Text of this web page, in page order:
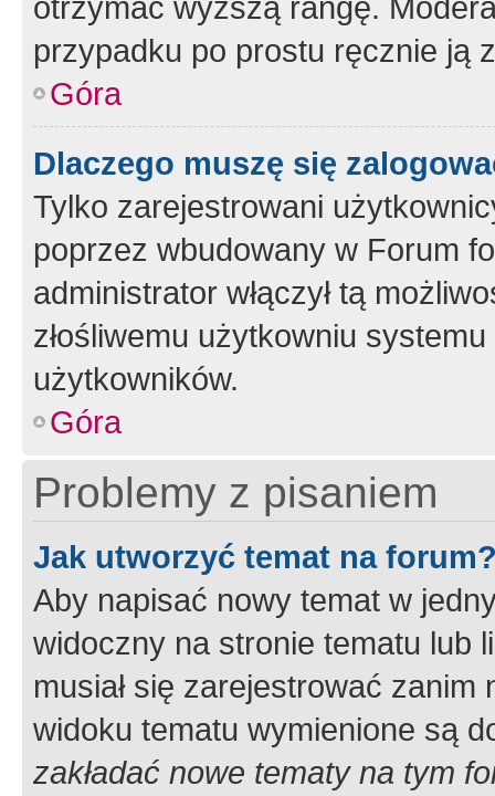
przypadku po prostu ręcznie ją
Góra
Dlaczego muszę się
Tylko zarejestrowani
poprzez wbudowany w Forum
administrator włączył tą
złośliwemu użytkowniu
użytkowników.
Góra
Problemy z pisaniem
Jak utworzyć temat na
Aby napisać nowy temat w
widoczny na stronie tematu lub
musiał się zarejestrować
widoku tematu wymienione są
zakładać nowe tematy na tym